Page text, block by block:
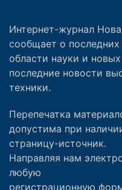
Интернет-журнал
сообщает о
области науки и
последние новости
техники.
Перепечатка
допустима при
страницу-источник.
Направляя нам
любую
регистрационную